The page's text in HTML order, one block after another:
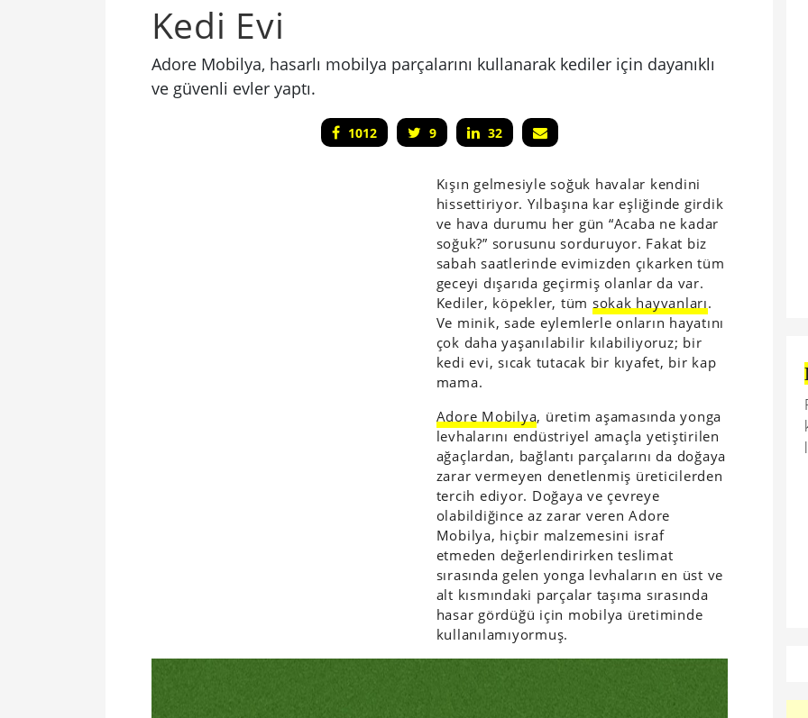
Kedi Evi
Adore Mobilya, hasarlı mobilya parçalarını kullanarak kediler için dayanıklı
ve güvenli evler yaptı.
1012 9 32
Kışın gelmesiyle soğuk havalar kendini
hissettiriyor. Yılbaşına kar eşliğinde girdik
ve hava durumu her gün “Acaba ne kadar
soğuk?” sorusunu sorduruyor. Fakat biz
sabah saatlerinde evimizden çıkarken tüm
geceyi dışarıda geçirmiş olanlar da var.
Kediler, köpekler, tüm sokak hayvanları.
Ve minik, sade eylemlerle onların hayatını
çok daha yaşanılabilir kılabiliyoruz; bir
kedi evi, sıcak tutacak bir kıyafet, bir kap
mama.
Adore Mobilya, üretim aşamasında yonga
levhalarını endüstriyel amaçla yetiştirilen
ağaçlardan, bağlantı parçalarını da doğaya
zarar vermeyen denetlenmiş üreticilerden
tercih ediyor. Doğaya ve çevreye
olabildiğince az zarar veren Adore
Mobilya, hiçbir malzemesini israf
etmeden değerlendirirken teslimat
sırasında gelen yonga levhaların en üst ve
alt kısmındaki parçalar taşıma sırasında
hasar gördüğü için mobilya üretiminde
kullanılamıyormuş.